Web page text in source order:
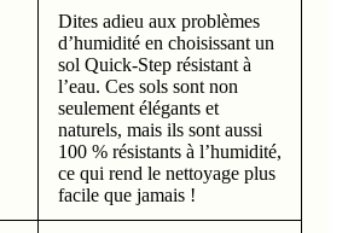
Dites adieu aux problèmes
d’humidité en choisissant un
sol Quick-Step résistant à
l’eau. Ces sols sont non
seulement élégants et
naturels, mais ils sont aussi
100 % résistants à l’humidité,
ce qui rend le nettoyage plus
facile que jamais !